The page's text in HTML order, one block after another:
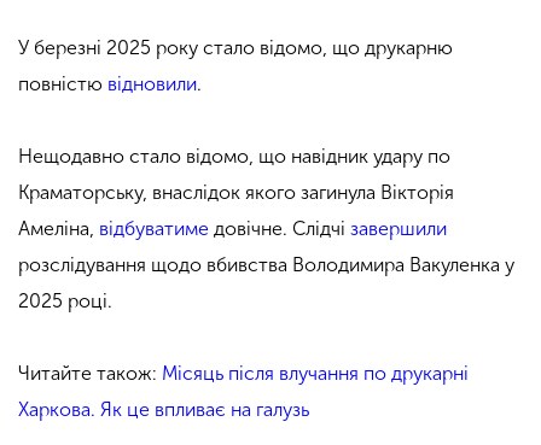
У березні 2025 року стало відомо, що друкарню
повністю відновили.
Нещодавно стало відомо, що навідник удару по
Краматорську, внаслідок якого загинула Вікторія
Амеліна, відбуватиме довічне. Слідчі завершили
розслідування щодо вбивства Володимира Вакуленка у
2025 році.
Читайте також: Місяць після влучання по друкарні
Харкова. Як це впливає на галузь